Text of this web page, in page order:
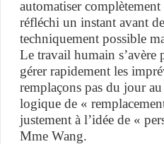
automatiser complètement
réfléchi un instant avant
techniquement possible
Le travail humain s’avère
gérer rapidement les
remplaçons pas du jour
logique de «
justement à l’idée de «
Mme Wang.